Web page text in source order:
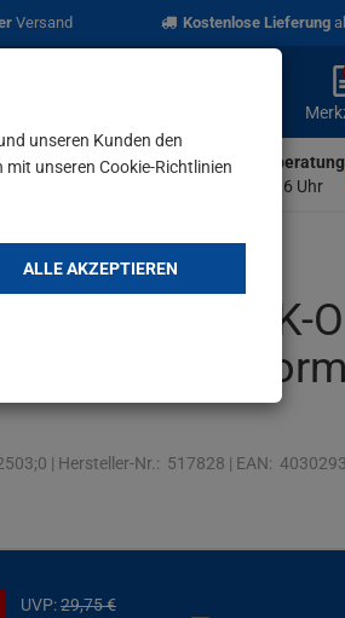
Versand Kostenlose Lieferung
Unsere
Mo-Fr von 9-16 Uhr
PK-
Stück, Kegelform
| Hersteller-Nr.: 517828 | EAN:
UVP:29,75€
unseren Kunden den
mit unseren Cookie-Richtlinien
ALLE AKZEPTIEREN